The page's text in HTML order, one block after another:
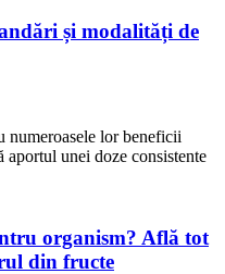
și modalități de
numeroasele lor beneficii
aportul unei doze consistente
organism? Află tot
din fructe